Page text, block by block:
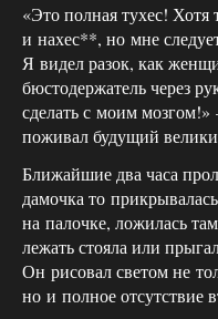
«Это полная тухес! Хотя
и нахес**, но мне
Я видел разок, как
бюстодержатель через
сделать с моим
поживал будущий
Ближайшие два часа
дамочка то
на палочке, ложилась
лежать стояла или
Он рисовал светом не
но и полное отсутствие